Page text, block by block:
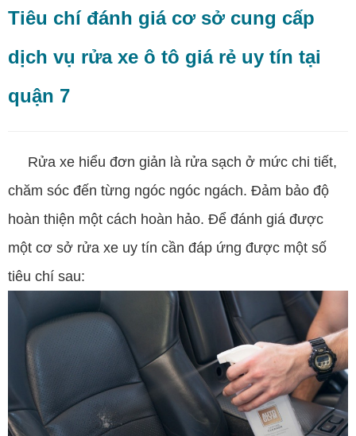
Tiêu chí đánh giá cơ sở cung cấp
dịch vụ rửa xe ô tô giá rẻ uy tín tại
quận 7
Rửa xe hiểu đơn giản là rửa sạch ở mức chi tiết,
chăm sóc đến từng ngóc ngóc ngách. Đảm bảo độ
hoàn thiện một cách hoàn hảo. Để đánh giá được
một cơ sở rửa xe uy tín cần đáp ứng được một số
tiêu chí sau: